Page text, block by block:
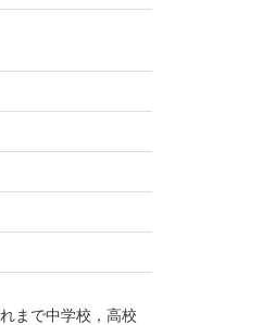
まで中学校，高校